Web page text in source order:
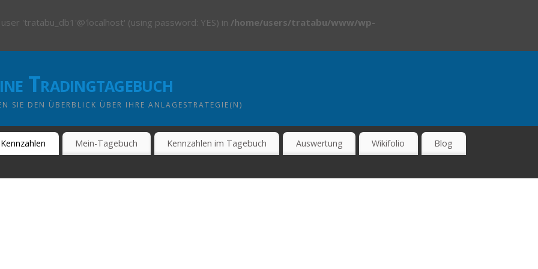
'tratabu_db1'@'localhost' (using password: YES) in /home/users/tratabu/www/wp-
Tradingtagebuch
SIE DEN ÜBERBLICK ÜBER IHRE ANLAGESTRATEGIE(N)
Kennzahlen Mein-Tagebuch Kennzahlen im Tagebuch Auswertung Wikifolio Blog